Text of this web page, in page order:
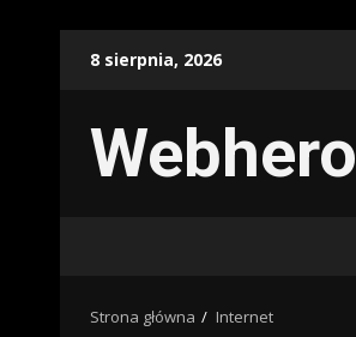
8 sierpnia, 2026
Webhero
Strona główna Internet